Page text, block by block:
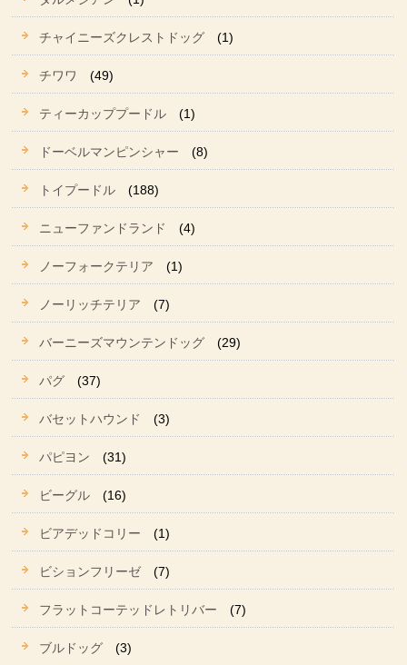
チャイニーズクレストドッグ (1)
チワワ (49)
ティーカッププードル (1)
ドーベルマンピンシャー (8)
トイプードル (188)
ニューファンドランド (4)
ノーフォークテリア (1)
ノーリッチテリア (7)
バーニーズマウンテンドッグ (29)
パグ (37)
バセットハウンド (3)
パピヨン (31)
ビーグル (16)
ビアデッドコリー (1)
ビションフリーゼ (7)
フラットコーテッドレトリバー (7)
ブルドッグ (3)